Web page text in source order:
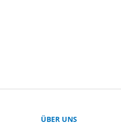
ÜBER UNS